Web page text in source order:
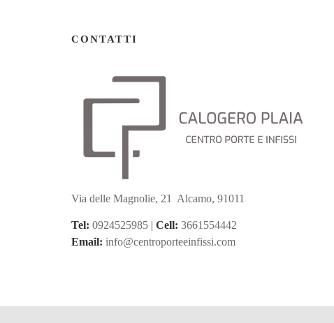
CONTATTI
Via delle Magnolie, 21 Alcamo, 91011
Tel: 0924525985 | Cell: 3661554442
Email: info@centroporteeinfissi.com